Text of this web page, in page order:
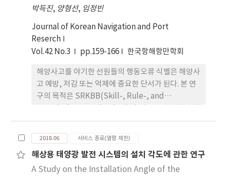
상 정도를 조사 분석하여, 학교 실습선 실습 교육의 효
율적인 교과 과정 개편에 기초 자료를 제시하는데 있
다. 연구결과 기간에 따른 실습교육 효과는 1년간의
실습이 종료되는 시점에서 대부분의 실습생들이 핵심
만 화물관리, 해양환경보호 등과 같은 일부 항목에서
는 보통 수준으로 조사되어 실습 교육의 개선이 필요
한 것으로 조사되었다.
박득진, 양형선, 임정빈
Journal of Korean Navigation and Port
Reserch
Vol.42 No.3
pp.159-166 한국항해항만학회
해양사고를 야기한 선원들의 행동오류 식별은 해양사
고 예방, 저감 또는 억제에 중요한 단서가 된다. 본 연
구의 목적은 SRKBB(Skill-, Rule-, and
양사고 종류별로 선원들의 행동오류를 식별하는데 있
다. 행동오 류 식별을 위하여 9년간(2008∼2016)의
해양사고 재결서 1,744건에 기록된 사고내용을 수집
한 후, 사고를 야기한 선원들의 행동오류를
SBBE(Skill-Based Behavioral Error),
2018.06 서비스 종료(열람 제한)
해상용 태양광 발전 시스템의 설치 각도에 관한 연구
A Study on the Installation Angle of the